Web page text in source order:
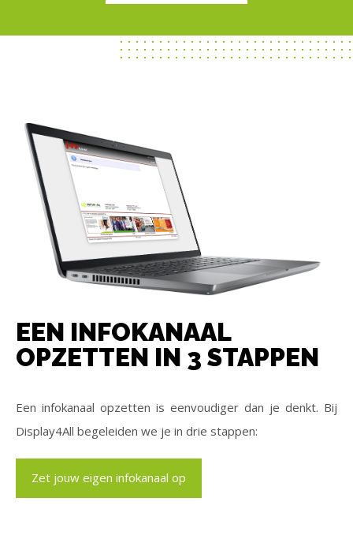
EEN INFOKANAAL
OPZETTEN IN 3 STAPPEN
Een infokanaal opzetten is eenvoudiger dan je denkt. Bij
Display4All begeleiden we je in drie stappen:
Zet jouw eigen infokanaal op